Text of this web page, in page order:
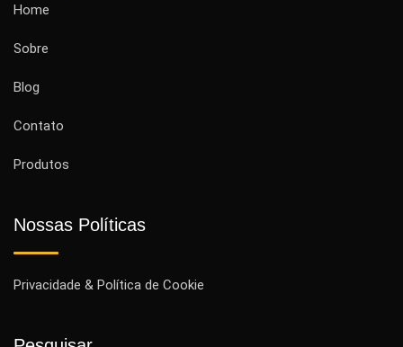
Home
Sobre
Blog
Contato
Produtos
Nossas Políticas
Privacidade & Política de Cookie